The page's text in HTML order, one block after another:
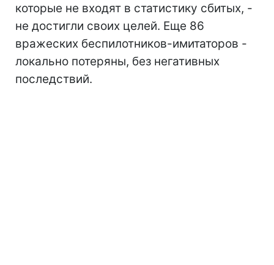
которые не входят в статистику сбитых, -
не достигли своих целей. Еще 86
вражеских беспилотников-имитаторов -
локально потеряны, без негативных
последствий.